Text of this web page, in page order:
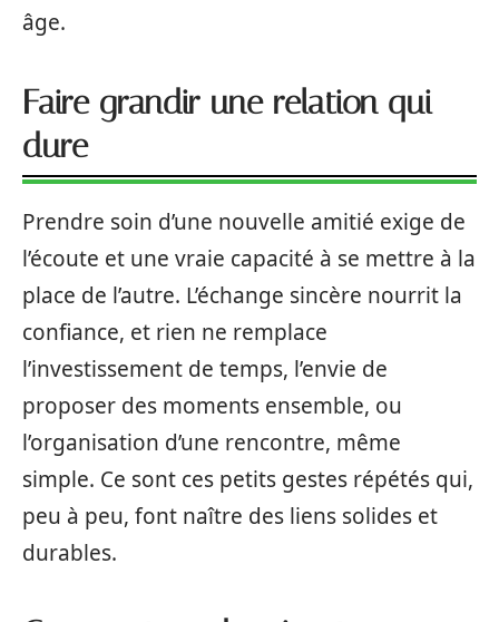
âge.
Faire grandir une relation qui
dure
Prendre soin d’une nouvelle amitié exige de
l’écoute et une vraie capacité à se mettre à la
place de l’autre. L’échange sincère nourrit la
confiance, et rien ne remplace
l’investissement de temps, l’envie de
proposer des moments ensemble, ou
l’organisation d’une rencontre, même
simple. Ce sont ces petits gestes répétés qui,
peu à peu, font naître des liens solides et
durables.